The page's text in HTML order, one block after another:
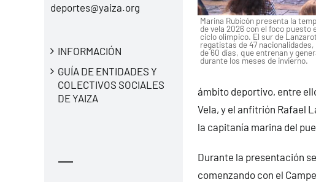
deportes@yaiza.org
INFORMACIÓN
GUÍA DE ENTIDADES Y
COLECTIVOS SOCIALES
DE YAIZA
—
Marina Rubicón presenta la
de vela 2026 con el foco puesto
ciclo olímpico. El sur de
regatistas de 47
de 60 días, que entrenan y
durante los meses de invierno.
ámbito deportivo, entre
Vela, y el anfitrión Rafael
la capitanía marina del
Durante la presentación
comenzando con el